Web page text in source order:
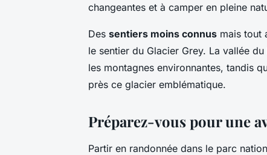
changeantes et à camper en pleine
Des sentiers moins connus mais tout
le sentier du Glacier Grey. La vallée
les montagnes environnantes, tandis
près ce glacier emblématique.
Préparez-vous pour une
Partir en randonnée dans le parc